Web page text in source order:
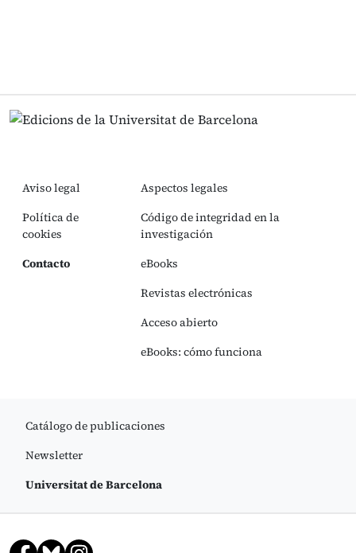
Aviso legal
Política de
cookies
Contacto
Aspectos legales
Código de integridad en la
investigación
eBooks
Revistas electrónicas
Acceso abierto
eBooks: cómo funciona
Catálogo de publicaciones
Newsletter
Universitat de Barcelona